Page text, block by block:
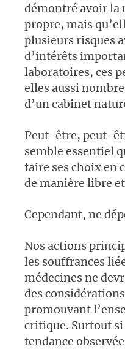
démontré avoir la
propre, mais
plusieurs risques
d’intérêts
laboratoires, ces
elles aussi
d’un cabinet
Peut-être, peut-
semble essentiel
faire ses choix en
de manière libre
Cependant, ne
Nos actions
les souffrances
médecines ne
des
promouvant
critique. Surtout si
tendance